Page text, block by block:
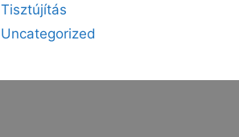
Tisztújítás
Uncategorized